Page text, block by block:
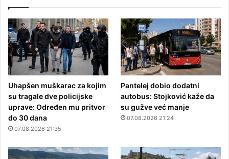
Uhapšen muškarac za kojim
su tragale dve policijske
uprave: Određen mu pritvor
do 30 dana
07.08.2026 21:35
Pantelej dobio dodatni
autobus: Stojković kaže da
su gužve već manje
07.08.2026 21:24